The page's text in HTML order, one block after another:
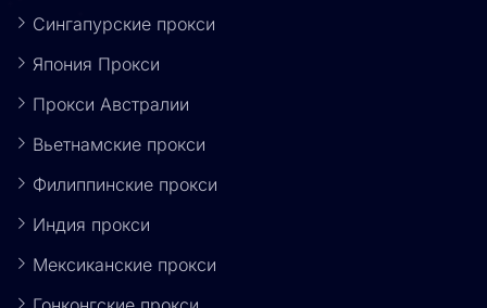
Сингапурские прокси
Япония Прокси
Прокси Австралии
Вьетнамские прокси
Филиппинские прокси
Индия прокси
Мексиканские прокси
Гонконгские прокси